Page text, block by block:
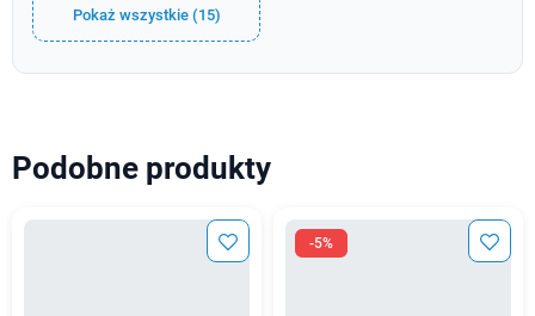
Pokaż wszystkie (15)
Podobne produkty
-5%